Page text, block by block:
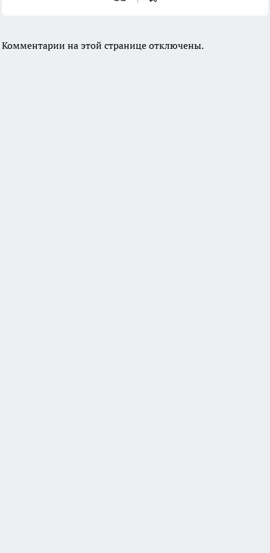
Комментарии на этой странице отключены.